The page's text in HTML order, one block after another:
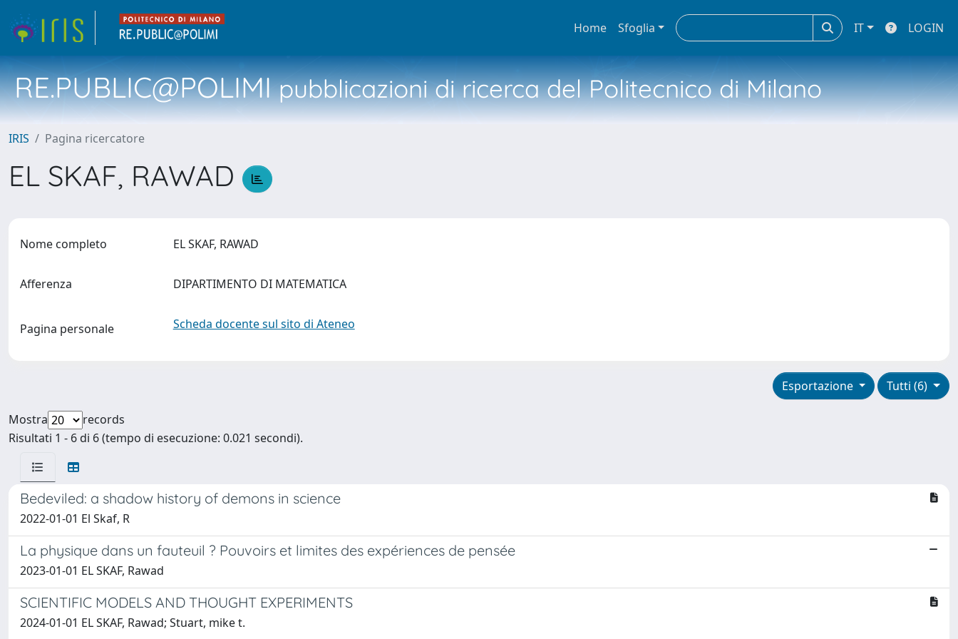
Home Sfoglia IT LOGIN
RE.PUBLIC@POLIMIpubblicazioni di ricerca del Politecnico di Milano
IRIS Pagina ricercatore
EL SKAF, RAWAD
Nome completo EL SKAF, RAWAD
Afferenza DIPARTIMENTO DI MATEMATICA
Pagina personale Scheda docente sul sito di Ateneo
Tutti (6)
Esportazione
Mostra
records
Risultati 1 - 6 di 6 (tempo di esecuzione: 0.021 secondi).
Bedeviled: a shadow history of demons in science
2022-01-01 El Skaf, R
La physique dans un fauteuil ? Pouvoirs et limites des expériences de pensée
2023-01-01 EL SKAF, Rawad
SCIENTIFIC MODELS AND THOUGHT EXPERIMENTS
2024-01-01 EL SKAF, Rawad; Stuart, mike t.